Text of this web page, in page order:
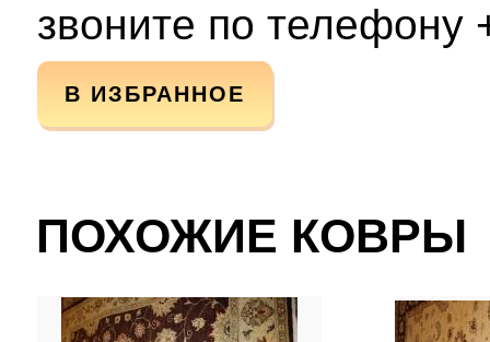
звоните по телефону
В ИЗБРАННОЕ
ПОХОЖИЕ КОВРЫ